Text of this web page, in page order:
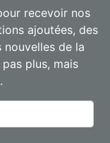
recevoir nos
ajoutées, des
nouvelles de la
plus, mais